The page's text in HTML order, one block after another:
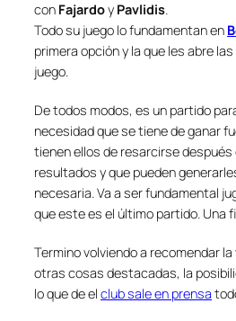
con Fajardoy Pavlidis.
Todo su juego lo fundamentan en
primera opción y la que les abre
juego.
De todos modos, es un partido
necesidad que se tiene de ganar
tienen ellos de resarcirse
resultados y que pueden
necesaria. Va a ser fundamental
que este es el último partido. Una
Termino volviendo a recomendar la
otras cosas destacadas, la
lo que de el club sale en prensa